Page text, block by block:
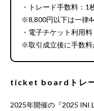
・トレード手数料：1
※8,800円以下は一律
・電子チケット利用
※取引成立後に手数料
ticket boardトレ
2025年開催の『2025 INI